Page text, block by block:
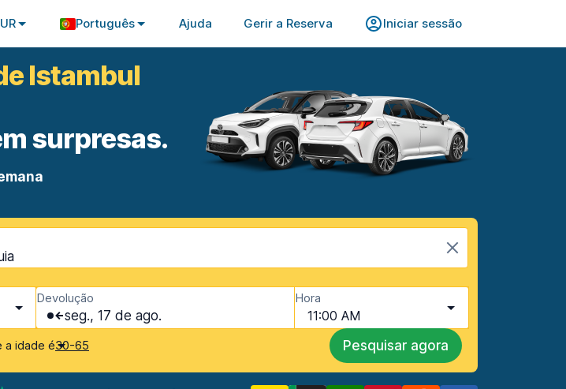
Português Ajuda Gerir a Reserva Iniciar sessão
Istambul
surpresas.
Devolução
seg., 17 de ago.
Hora
11:00 AM
a idade é30-65 Pesquisar agora